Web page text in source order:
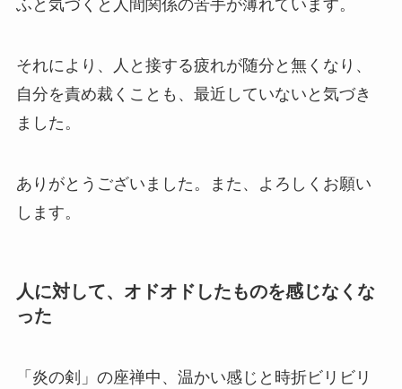
ふと気づくと人間関係の苦手が薄れています。
それにより、人と接する疲れが随分と無くなり、
自分を責め裁くことも、最近していないと気づき
ました。
ありがとうございました。また、よろしくお願い
します。
人に対して、オドオドしたものを感じなくな
った
「炎の剣」の座禅中、温かい感じと時折ビリビリ